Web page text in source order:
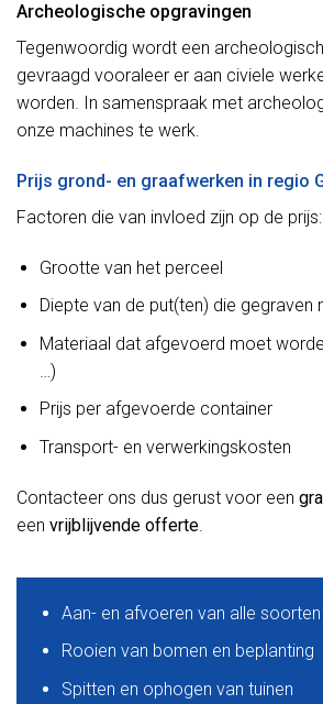
Archeologische opgravingen
Tegenwoordig wordt een
gevraagd vooraleer er aan civiele
worden. In samenspraak met
onze machines te werk.
Prijs grond- en graafwerken in regio
Factoren die van invloed zijn op de prijs:
Grootte van het perceel
Diepte van de put(ten) die gegraven
Materiaal dat afgevoerd moet
…)
Prijs per afgevoerde container
Transport- en verwerkingskosten
Contacteer ons dus gerust voor een
een vrijblijvende offerte.
Aan- en afvoeren van alle
Rooien van bomen en beplanting
Spitten en ophogen van tuinen